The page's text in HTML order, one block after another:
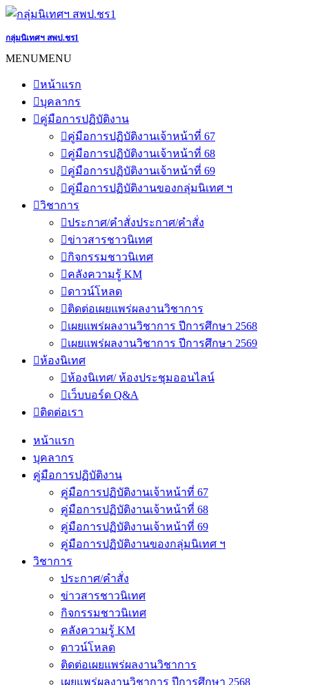
Skip
content
กลุ่มนิเทศฯ สพป.ชร1
MENUMENU
หน้าแรก
บุคลากร
คู่มือการปฏิบัติงาน
คู่มือการปฏิบัติงานเจ้าหน้าที่ 67
คู่มือการปฏิบัติงานเจ้าหน้าที่ 68
คู่มือการปฏิบัติงานเจ้าหน้าที่ 69
คู่มือการปฏิบัติงานของกลุ่มนิเทศ ฯ
วิชาการ
ประกาศ/คำสั่งประกาศ/คำสั่ง
ข่าวสารชาวนิเทศ
กิจกรรมชาวนิเทศ
คลังความรู้ KM
ดาวน์โหลด
ติดต่อเผยแพร่ผลงานวิชาการ
เผยแพร่ผลงานวิชาการ ปีการศึกษา 2568
เผยแพร่ผลงานวิชาการ ปีการศึกษา 2569
ห้องนิเทศ
ห้องนิเทศ/ ห้องประชุมออนไลน์
เว็บบอร์ด Q&A
ติดต่อเรา
หน้าแรก
บุคลากร
คู่มือการปฏิบัติงาน
คู่มือการปฏิบัติงานเจ้าหน้าที่ 67
คู่มือการปฏิบัติงานเจ้าหน้าที่ 68
คู่มือการปฏิบัติงานเจ้าหน้าที่ 69
คู่มือการปฏิบัติงานของกลุ่มนิเทศ ฯ
วิชาการ
ประกาศ/คำสั่ง
ข่าวสารชาวนิเทศ
กิจกรรมชาวนิเทศ
คลังความรู้ KM
ดาวน์โหลด
ติดต่อเผยแพร่ผลงานวิชาการ
เผยแพร่ผลงานวิชาการ ปีการศึกษา 2568